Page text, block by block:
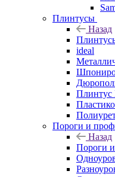
Плинтусы
Назад
ideal
Пороги и
Назад
Пороги